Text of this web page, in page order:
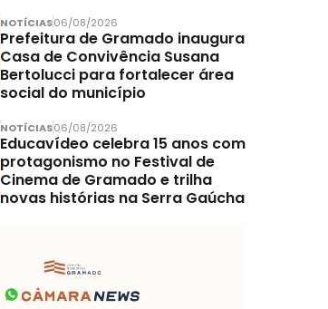
NOTÍCIAS06/08/2026
Prefeitura de Gramado inaugura
Casa de Convivência Susana
Bertolucci para fortalecer área
social do município
NOTÍCIAS06/08/2026
Educavídeo celebra 15 anos com
protagonismo no Festival de
Cinema de Gramado e trilha
novas histórias na Serra Gaúcha